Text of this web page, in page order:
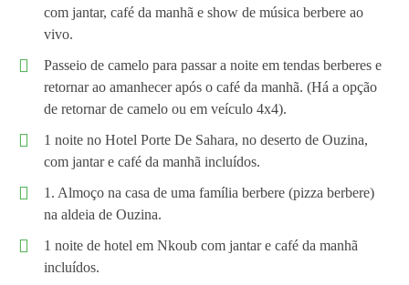
com jantar, café da manhã e show de música berbere ao
vivo.
Passeio de camelo para passar a noite em tendas berberes e
retornar ao amanhecer após o café da manhã. (Há a opção
de retornar de camelo ou em veículo 4x4).
1 noite no Hotel Porte De Sahara, no deserto de Ouzina,
com jantar e café da manhã incluídos.
1. Almoço na casa de uma família berbere (pizza berbere)
na aldeia de Ouzina.
1 noite de hotel em Nkoub com jantar e café da manhã
incluídos.